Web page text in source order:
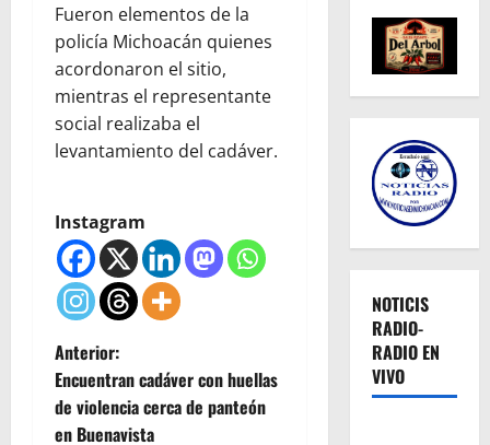
Fueron elementos de la
policía Michoacán quienes
acordonaron el sitio,
mientras el representante
social realizaba el
levantamiento del cadáver.
Instagram
N
a
Anterior:
Encuentran cadáver con huellas
de violencia cerca de panteón
en Buenavista
NOTICIS
RADIO-
RADIO EN
VIVO